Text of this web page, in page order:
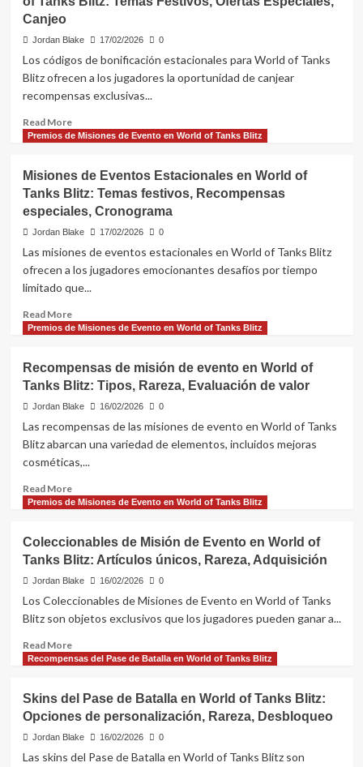
Pase
Batalla
World
of
Tanks
Diseño,
Significado,
obtener
Canjeo
Jordan Blake 17/02/2026 0
Los códigos de bonificación estacionales para World of Tanks
Blitz ofrecen a los jugadores la oportunidad de canjear
recompensas exclusivas...
Read MoreRead
more
de
Bonificación
Estacionales
para
of
Tanks
Blitz:
Festivos,
Ofertas
Canjeo
Premios de Misiones de Evento en World of Tanks Blitz
Misiones de Eventos Estacionales en World of
Tanks Blitz: Temas festivos, Recompensas
especiales, Cronograma
Jordan Blake 17/02/2026 0
Las misiones de eventos estacionales en World of Tanks Blitz
ofrecen a los jugadores emocionantes desafíos por tiempo
limitado que...
Read MoreRead
more
de
Eventos
Estacionales
World
of
Tanks
Temas
festivos,
especiales,
Cronograma
Premios de Misiones de Evento en World of Tanks Blitz
Recompensas de misión de evento en World of
Tanks Blitz: Tipos, Rareza, Evaluación de valor
Jordan Blake 16/02/2026 0
Las recompensas de las misiones de evento en World of Tanks
Blitz abarcan una variedad de elementos, incluidos mejoras
cosméticas,...
Read MoreRead
more
de
misión
de
evento
World
Tanks
Rareza,
Evaluación
de
Premios de Misiones de Evento en World of Tanks Blitz
Coleccionables de Misión de Evento en World of
Tanks Blitz: Artículos únicos, Rareza, Adquisición
Jordan Blake 16/02/2026 0
Los Coleccionables de Misiones de Evento en World of Tanks
Blitz son objetos exclusivos que los jugadores pueden ganar a...
Read MoreRead
more
de
Misión
de
Evento
Recompensas del Pase de Batalla en World of Tanks Blitz
Skins del Pase de Batalla en World of Tanks Blitz:
Opciones de personalización, Rareza, Desbloqueo
Jordan Blake 16/02/2026 0
Las skins del Pase de Batalla en World of Tanks Blitz son